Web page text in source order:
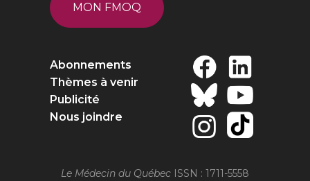
MON FMOQ
Abonnements
Thèmes à venir
Publicité
Nous joindre
Le Médecin du Québec ISSN : 1711-5558